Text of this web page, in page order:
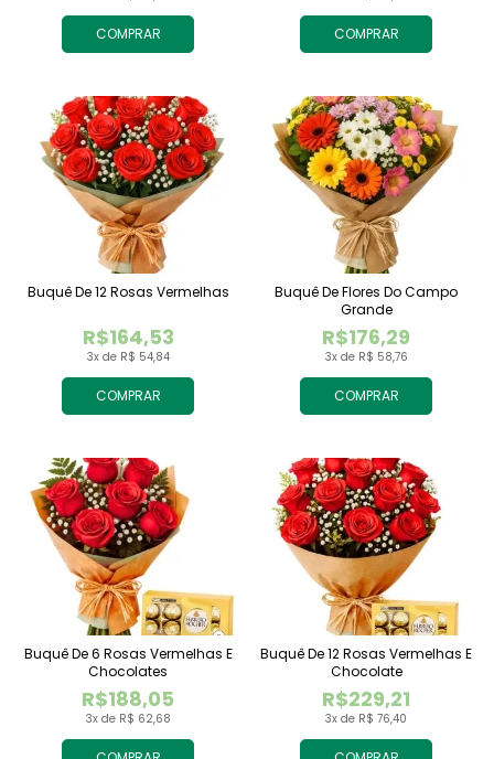
COMPRAR COMPRAR
COMPRAR
3x de R$ 54,84
R$164,53
Buquê De 12 Rosas Vermelhas
COMPRAR
3x de R$ 58,76
R$176,29
Buquê De Flores Do Campo
Grande
3x de R$ 62,68
R$188,05
Buquê De 6 Rosas Vermelhas E
Chocolates
3x de R$ 76,40
R$229,21
Buquê De 12 Rosas Vermelhas E
Chocolate